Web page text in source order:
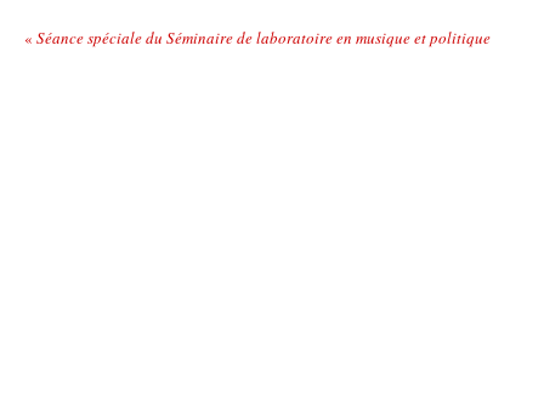
« Séance spéciale du Séminaire de laboratoire en musique et politique